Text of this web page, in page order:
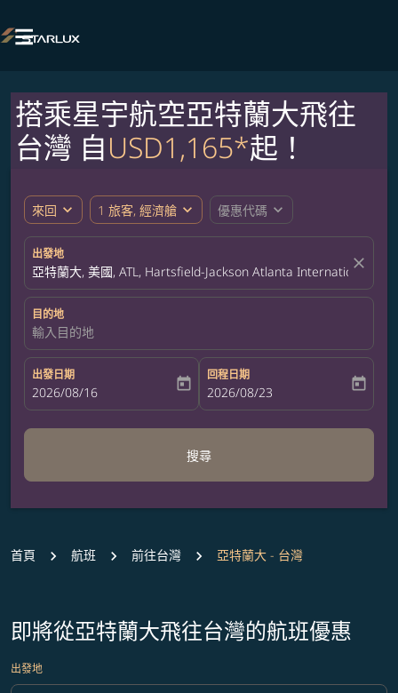

搭乘星宇航空亞特蘭大飛往
台灣 自USD1,165*起！
來回 expand_more 1 旅客, 經濟艙 expand_more 優惠代碼 expand_more
出發地
亞特蘭大, 美國, ATL, Hartsfield-Jackson Atlanta International
close
目的地
輸入目的地
出發日期
fc-booking-departure-date-aria-label
2026/08/16 today
回程日期
fc-booking-return-date-aria-label
2026/08/23 today
搜尋
首頁 航班 前往台灣 亞特蘭大 - 台灣
即將從亞特蘭大飛往台灣的航班優惠
出發地